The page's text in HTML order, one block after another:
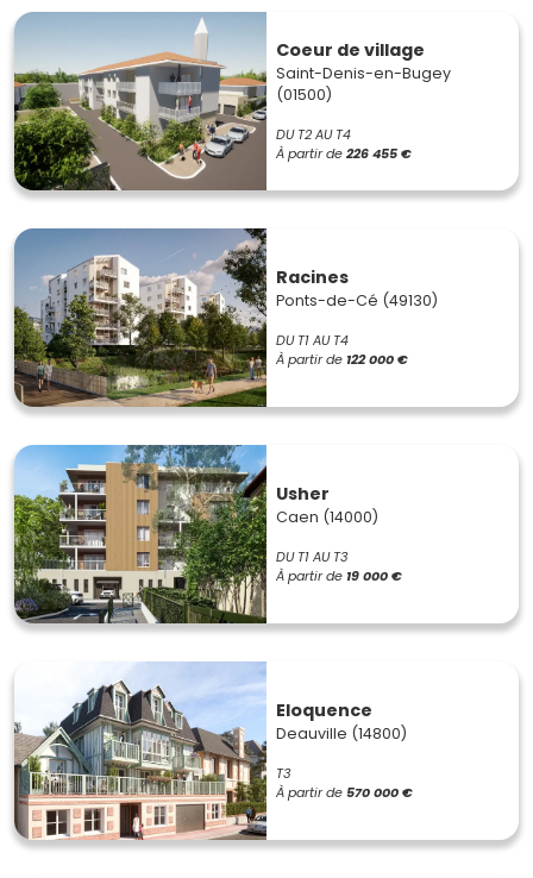
Coeur de village
Saint-Denis-en-Bugey
(01500)
DU T2 AU T4
À partir de226 455 €
Racines
Ponts-de-Cé (49130)
DU T1 AU T4
À partir de 122 000 €
Usher
Caen (14000)
DU T1 AU T3
À partir de 19 000 €
Eloquence
Deauville (14800)
T3
À partir de570 000 €